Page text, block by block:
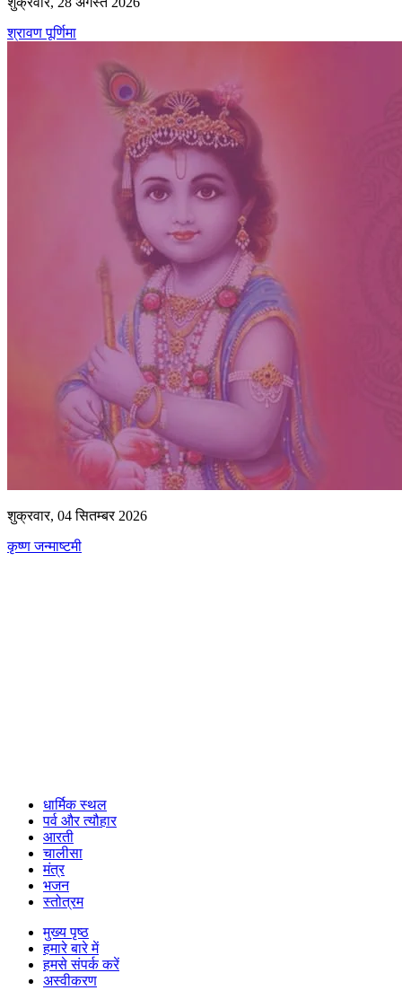
श्रावण पूर्णिमा
शुक्रवार, 04 सितम्बर 2026
कृष्ण जन्माष्टमी
धार्मिक स्थल
पर्व और त्यौहार
आरती
चालीसा
मंत्र
भजन
स्तोत्रम
मुख्य पृष्ठ
हमारे बारे में
हमसे संपर्क करें
अस्वीकरण